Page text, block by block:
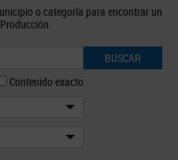
o categoría para encontrar un
BUSCAR
Contenido exacto